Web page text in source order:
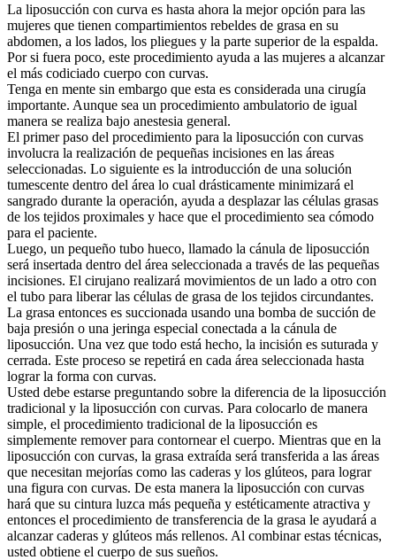
La liposucción con curva es hasta ahora la mejor opción para las
mujeres que tienen compartimientos rebeldes de grasa en su
abdomen, a los lados, los pliegues y la parte superior de la espalda.
Por si fuera poco, este procedimiento ayuda a las mujeres a alcanzar
el más codiciado cuerpo con curvas.
Tenga en mente sin embargo que esta es considerada una cirugía
importante. Aunque sea un procedimiento ambulatorio de igual
manera se realiza bajo anestesia general.
El primer paso del procedimiento para la liposucción con curvas
involucra la realización de pequeñas incisiones en las áreas
seleccionadas. Lo siguiente es la introducción de una solución
tumescente dentro del área lo cual drásticamente minimizará el
sangrado durante la operación, ayuda a desplazar las células grasas
de los tejidos proximales y hace que el procedimiento sea cómodo
para el paciente.
Luego, un pequeño tubo hueco, llamado la cánula de liposucción
será insertada dentro del área seleccionada a través de las pequeñas
incisiones. El cirujano realizará movimientos de un lado a otro con
el tubo para liberar las células de grasa de los tejidos circundantes.
La grasa entonces es succionada usando una bomba de succión de
baja presión o una jeringa especial conectada a la cánula de
liposucción. Una vez que todo está hecho, la incisión es suturada y
cerrada. Este proceso se repetirá en cada área seleccionada hasta
lograr la forma con curvas.
Usted debe estarse preguntando sobre la diferencia de la liposucción
tradicional y la liposucción con curvas. Para colocarlo de manera
simple, el procedimiento tradicional de la liposucción es
simplemente remover para contornear el cuerpo. Mientras que en la
liposucción con curvas, la grasa extraída será transferida a las áreas
que necesitan mejorías como las caderas y los glúteos, para lograr
una figura con curvas. De esta manera la liposucción con curvas
hará que su cintura luzca más pequeña y estéticamente atractiva y
entonces el procedimiento de transferencia de la grasa le ayudará a
alcanzar caderas y glúteos más rellenos. Al combinar estas técnicas,
usted obtiene el cuerpo de sus sueños.